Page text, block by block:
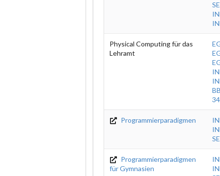
Physical Computing für das
Lehramt
34
Programmierparadigmen
Programmierparadigmen
für Gymnasien